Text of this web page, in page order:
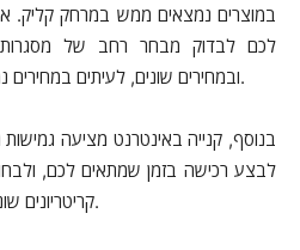
במוצרים נמצאים ממש במרחק קליק.
לכם לבדוק מבחר רחב של
ובמחירים שונים, לעיתים במחירים נמוכים יותר מאשר בחנויות פיזיות.
בנוסף, קנייה באינטרנט מציעה גמישות
לבצע רכישה בזמן שמתאים לכם,
קריטריונים שונים כמו עיצוב, מחיר, איכות ועוד.